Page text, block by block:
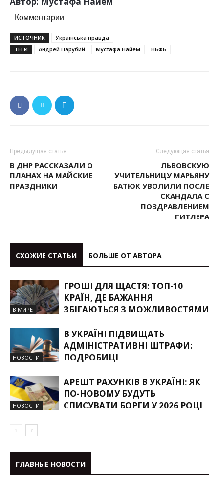
Комментарии
ИСТОЧНИК
Українська правда
ТЕГИ
Андрей Парубий Мустафа Найем НБФБ
Предыдущая статья
В ДНР РАССКАЗАЛИ О
ПЛАНАХ НА МАЙСКИЕ
ПРАЗДНИКИ
Следующая статья
ЛЬВОВСКУЮ
УЧИТЕЛЬНИЦУ МАРЬЯНУ
БАТЮК УВОЛИЛИ ПОСЛЕ
СКАНДАЛА С
ПОЗДРАВЛЕНИЕМ
ГИТЛЕРА
СХОЖИЕ СТАТЬИ БОЛЬШЕ ОТ АВТОРА
В МИРЕ
ГРОШІ ДЛЯ ЩАСТЯ: ТОП-10
КРАЇН, ДЕ БАЖАННЯ
ЗБІГАЮТЬСЯ З МОЖЛИВОСТЯМИ
НОВОСТИ
В УКРАЇНІ ПІДВИЩАТЬ
АДМІНІСТРАТИВНІ ШТРАФИ:
ПОДРОБИЦІ
НОВОСТИ
АРЕШТ РАХУНКІВ В УКРАЇНІ: ЯК
ПО-НОВОМУ БУДУТЬ
СПИСУВАТИ БОРГИ У 2026 РОЦІ
ГЛАВНЫЕ НОВОСТИ